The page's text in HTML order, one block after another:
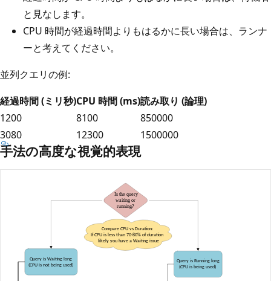
と見なします。
CPU 時間が経過時間よりもはるかに長い場合は、ランナ
ーと考えてください。
並列クエリの例:
経過時間 (ミリ秒)CPU 時間 (ms)読み取り (論理)
1200
8100
850000
3080
12300 1500000
手法の高度な視覚的表現